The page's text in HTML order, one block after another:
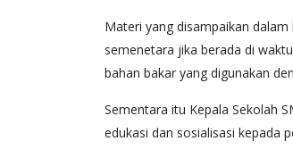
Materi yang disampaikan
semenetara jika berada di
bahan bakar yang digunakan
Sementara itu Kepala Sekolah
edukasi dan sosialisasi kepada